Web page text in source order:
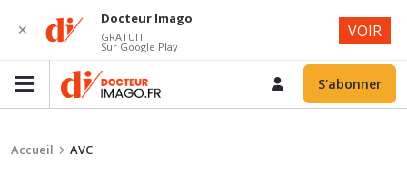
S'abonner
Accueil AVC
✕
Docteur Imago
GRATUIT
Sur Google Play
VOIR